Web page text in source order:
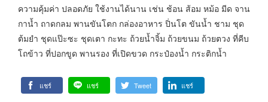
ความคุ้มค่า ปลอดภัย ใช้งานได้นาน เช่น ช้อน ส้อม หม้อ มีด จาน
กาน้ำ ถาดกลม พานขันโตก กล่องอาหาร ปิ่นโต ขันน้ำ ชาม ชุด
ต้มยำ ชุดแป๊ะซะ ชุดเตา กะทะ ถ้วยน้ำจิ้ม ถ้วยขนม ถ้วยตวง ที่คีบ
โถข้าว ที่ปอกขูด พานรอง ที่เปิดขวด กระป๋องน้ำ กระติกน้ำ
แชร์ แชร์ Tweet แชร์